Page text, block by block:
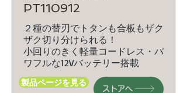
PT110912
２種の替刃でトタンも合板もザク
ザク切り分けられる！
小回りのきく軽量コードレス・パ
ワフルな12Vバッテリー搭載
製品ページを見る
ストアへ